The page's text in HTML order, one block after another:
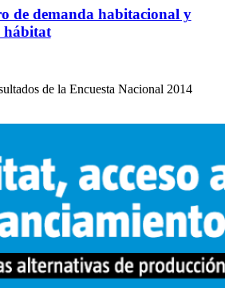
de demanda habitacional y
hábitat
de la Encuesta Nacional 2014